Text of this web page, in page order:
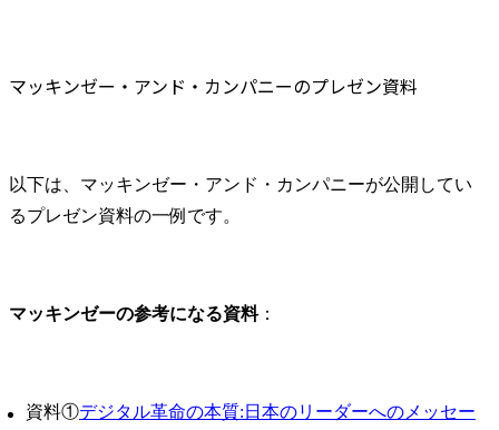
マッキンゼー・アンド・カンパニーのプレゼン資料
以下は、マッキンゼー・アンド・カンパニーが公開してい
るプレゼン資料の一例です。
マッキンゼーの参考になる資料：
資料①デジタル革命の本質:日本のリーダーへのメッセー